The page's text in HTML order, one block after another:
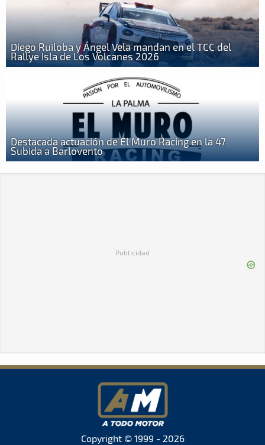
Diego Ruiloba y Ángel Vela mandan en el TCC del
Rallye Isla de Los Volcanes 2026
Destacada actuación de El Muro Racing en la 47
Subida a Barlovento
Publicidad
Copyright © 1999 - 2026